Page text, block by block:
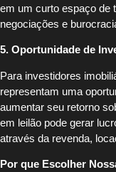
em um curto espaço de
negociações e
5. Oportunidade de
Para investidores
representam uma
aumentar seu retorno
em leilão pode gerar
através da revenda,
Por que Escolher